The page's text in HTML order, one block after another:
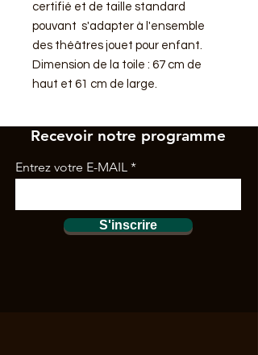
certifié et de taille standard
pouvant s'adapter à l'ensemble
des théâtres jouet pour enfant.
Dimension de la toile : 67 cm de
haut et 61 cm de large.
Recevoir notre programme
Entrez votre E-MAIL
S'inscrire